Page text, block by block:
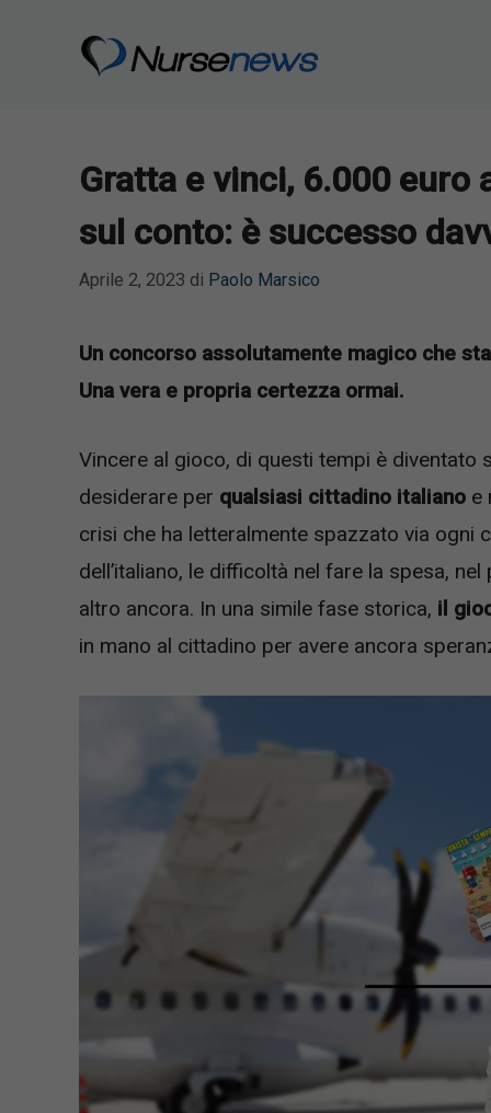
Gratta e vinci, 6.000 euro
sul conto: è successo
Aprile 2, 2023 di Paolo Marsico
Un concorso assolutamente magico che
Una vera e propria certezza ormai.
Vincere al gioco, di questi tempi è diventato
desiderare per qualsiasi cittadino italiano e
crisi che ha letteralmente spazzato via ogni
dell’italiano, le difficoltà nel fare la spesa,
altro ancora. In una simile fase storica, il
in mano al cittadino per avere ancora